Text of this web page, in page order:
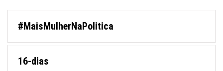
#MaisMulherNaPolitica
16-dias